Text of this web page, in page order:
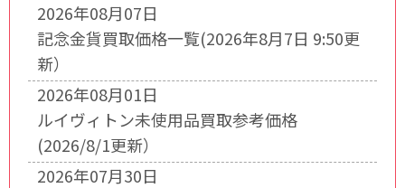
2026年08月07日
記念金貨買取価格一覧(2026年8月7日 9:50更
新）
2026年08月01日
ルイヴィトン未使用品買取参考価格
(2026/8/1更新）
2026年07月30日